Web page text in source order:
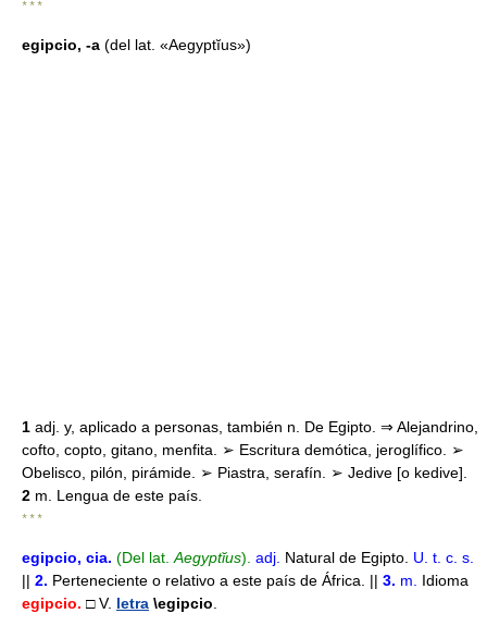
* * *
egipcio, -a (del lat. «Aegyptĭus»)
1 adj. y, aplicado a personas, también n. De Egipto. ⇒ Alejandrino,
cofto, copto, gitano, menfita. ➢ Escritura demótica, jeroglífico. ➢
Obelisco, pilón, pirámide. ➢ Piastra, serafín. ➢ Jedive [o kedive].
2 m. Lengua de este país.
* * *
egipcio, cia. (Del lat. Aegyptĭus). adj. Natural de Egipto. U. t. c. s.
|| 2. Perteneciente o relativo a este país de África. || 3. m.
Idioma
egipcio. □ V. letra \egipcio